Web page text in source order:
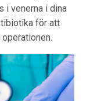
i venerna i dina
för att